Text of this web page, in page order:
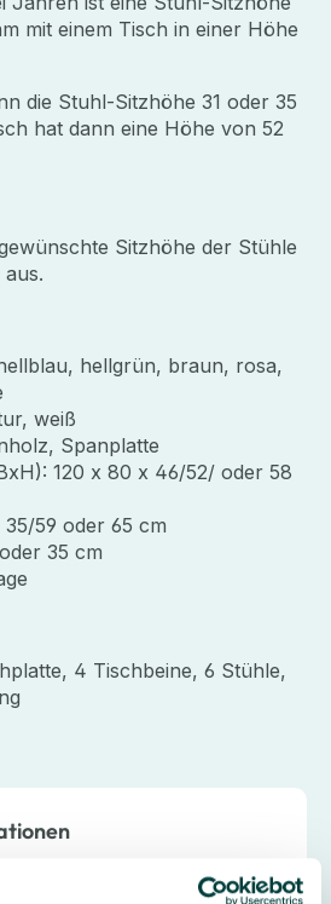
mit einem Tisch in einer Höhe
die Stuhl-Sitzhöhe 31 oder 35
hat dann eine Höhe von 52
Sitzhöhe der Stühle
hellgrün, braun, rosa,
weiß
Spanplatte
120 x 80 x 46/52/ oder 58
59 oder 65 cm
35 cm
4 Tischbeine, 6 Stühle,
zum Selbstaufbau